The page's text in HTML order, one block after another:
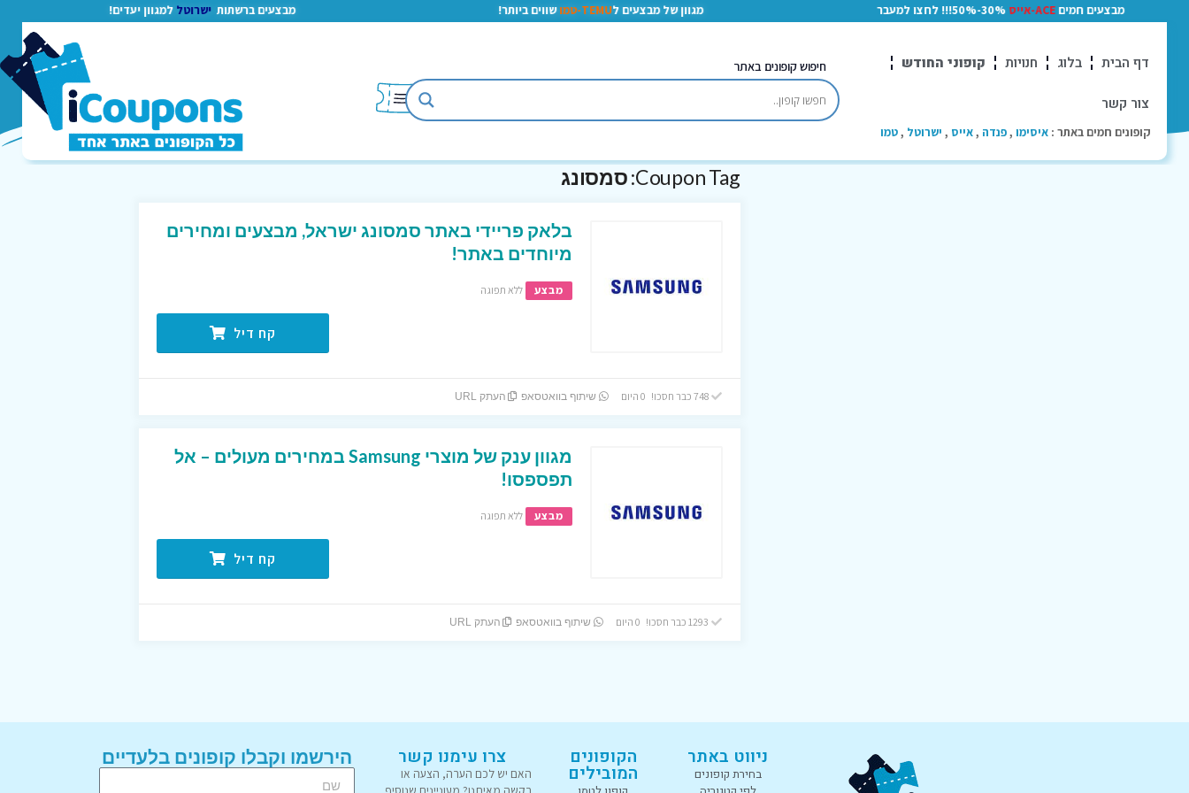
מבצעים חמיםACE-אייס 30%-50%!!! לחצו למעבר מגוון של מבצעים לTEMU-טמו שווים ביותר! מבצעים ברשתות ישרוטללמגוון יעדים!
דף הבית בלוג חנויות קופוני החודש
צור קשר
קופונים חמים באתר : איסימו ,פנדה ,אייס , ישרוטל ,טמו
חיפוש קופונים באתר
Coupon Tag: סמסונג
בלאק פריידי באתר סמסונג ישראל, מבצעים ומחירים
מיוחדים באתר!
מבצע ללא תפוגה
קח דיל
748 כבר חסכו! 0 היום שיתוף בוואטסאפ העתק URL
מגוון ענק של מוצרי Samsung במחירים מעולים – אל
תפספסו!
מבצע ללא תפוגה
קח דיל
שיתוף בוואטסאפ העתק URL
ניווט באתר
בחירת קופונים
הקופונים
המובילים
צרו עימנו קשר
האם יש לכם הערה, הצעה או
הירשמו וקבלו קופונים בלעדיים